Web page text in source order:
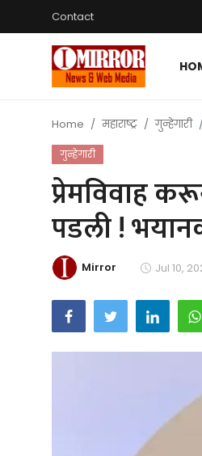
Contact
Login
देश विदेश
Contact
Home महाराष्ट्र गुन्हेगारी
गुन्हेगारी
प्रेमविवाह
पडली !
Mirror Jul 10,